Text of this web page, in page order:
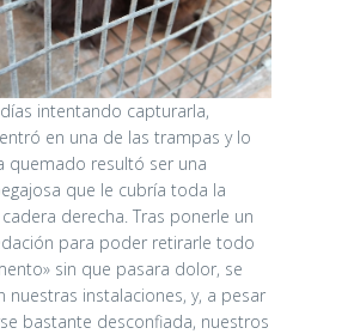
intentando capturarla,
en una de las trampas y lo
quemado resultó ser una
que le cubría toda la
derecha. Tras ponerle un
para poder retirarle todo
sin que pasara dolor, se
nuestras instalaciones, y, a pesar
bastante desconfiada, nuestros